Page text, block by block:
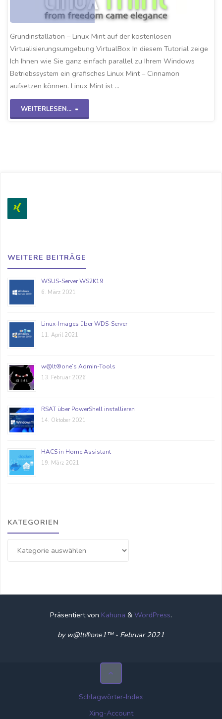
Grundinstallation – Linux Mint auf der kostenlosen
Virtualisierungsumgebung VirtualBox In diesem Tutorial zeige
Ich Ihnen wie Sie ganz einfach parallel zu Ihrem Windows
Betriebssystem ein grafisches Linux Mint – Cinnamon
aufsetzen können. Linux Mint ist …
WEITERLESEN...
"Linux
WEITERE BEITRÄGE
WSUS-Server WS2K19
6. März 2021
Linux-Images über WDS-Server
11. April 2021
w@lt®one’s Admin-Tools
13. Februar 2026
RSAT über PowerShell installieren
14. Oktober 2021
HACS in Home Assistant
19. März 2021
KATEGORIEN
Präsentiert von Kahuna & WordPress.
by w@lt®one1™ - Februar 2021
Schlagwörter-Index
Xing-Account